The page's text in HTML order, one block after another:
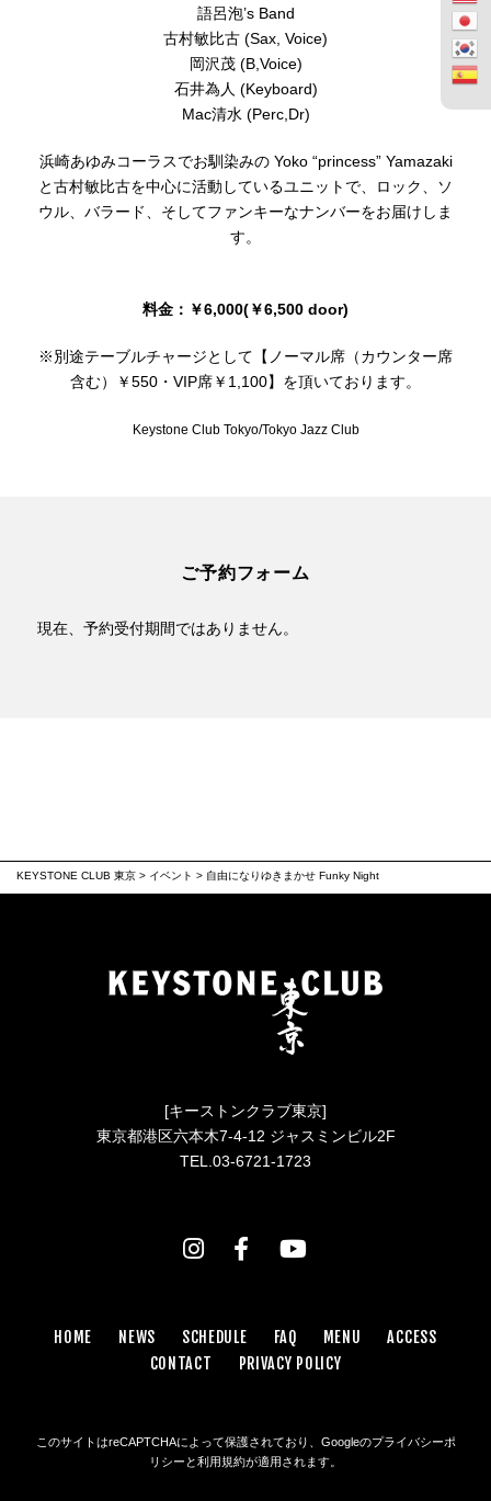
語呂泡’s Band
古村敏比古 (Sax, Voice)
岡沢茂 (B,Voice)
石井為人 (Keyboard)
Mac清水 (Perc,Dr)
浜崎あゆみコーラスでお馴染みの Yoko “princess” Yamazaki
と古村敏比古を中心に活動しているユニットで、ロック、ソ
ウル、バラード、そしてファンキーなナンバーをお届けしま
す。
料金：￥6,000(￥6,500 door)
※別途テーブルチャージとして【ノーマル席（カウンター席
含む）￥550・VIP席￥1,100】を頂いております。
Keystone Club Tokyo/Tokyo Jazz Club
ご予約フォーム
現在、予約受付期間ではありません。
KEYSTONE CLUB 東京 > イベント > 自由になりゆきまかせ Funky Night
[キーストンクラブ東京]
東京都港区六本木7-4-12 ジャスミンビル2F
TEL.03-6721-1723
HOME NEWS SCHEDULE FAQ MENU
ACCESS
CONTACT
PRIVACY POLICY
このサイトはreCAPTCHAによって保護されており、Googleのプライバシーポ
リシー と利用規約が適用されます。